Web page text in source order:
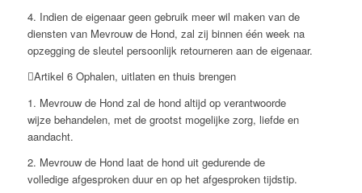
4. Indien de eigenaar geen gebruik meer wil maken van de
diensten van Mevrouw de Hond, zal zij binnen één week na
opzegging de sleutel persoonlijk retourneren aan de eigenaar.
Artikel 6 Ophalen, uitlaten en thuis brengen
1. Mevrouw de Hond zal de hond altijd op verantwoorde
wijze behandelen, met de grootst mogelijke zorg, liefde en
aandacht.
2. Mevrouw de Hond laat de hond uit gedurende de
volledige afgesproken duur en op het afgesproken tijdstip.